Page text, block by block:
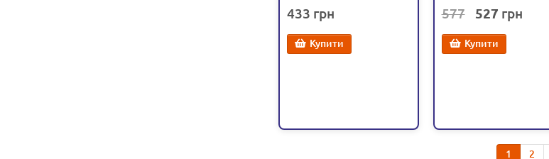
433
Купити
577 527
Купити
1 2